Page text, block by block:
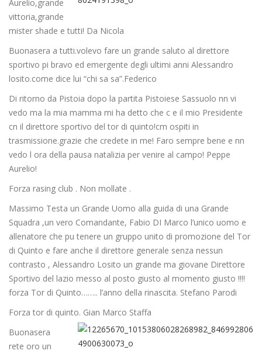
Aurelio,grande
vittoria,grande
mister shade e tutti! Da Nicola
Buonasera a tutti.volevo fare un grande saluto al direttore
sportivo pi bravo ed emergente degli ultimi anni Alessandro
losito.come dice lui “chi sa sa”.Federico
Di ritorno da Pistoia dopo la partita Pistoiese Sassuolo nn vi
vedo ma la mia mamma mi ha detto che c e il mio Presidente
cn il direttore sportivo del tor di quinto!cm ospiti in
trasmissione.grazie che credete in me! Faro sempre bene e nn
vedo l ora della pausa natalizia per venire al campo! Peppe
Aurelio!
Forza rasing club . Non mollate .
Massimo Testa un Grande Uomo alla guida di una Grande
Squadra ,un vero Comandante, Fabio DI Marco l’unico uomo e
allenatore che pu tenere un gruppo unito di promozione del Tor
di Quinto e fare anche il direttore generale senza nessun
contrasto , Alessandro Losito un grande ma giovane Direttore
Sportivo del lazio messo al posto giusto al momento giusto !!!!
forza Tor di Quinto…….. l’anno della rinascita. Stefano Parodi
Forza tor di quinto. Gian Marco Staffa
Buonasera
rete oro un